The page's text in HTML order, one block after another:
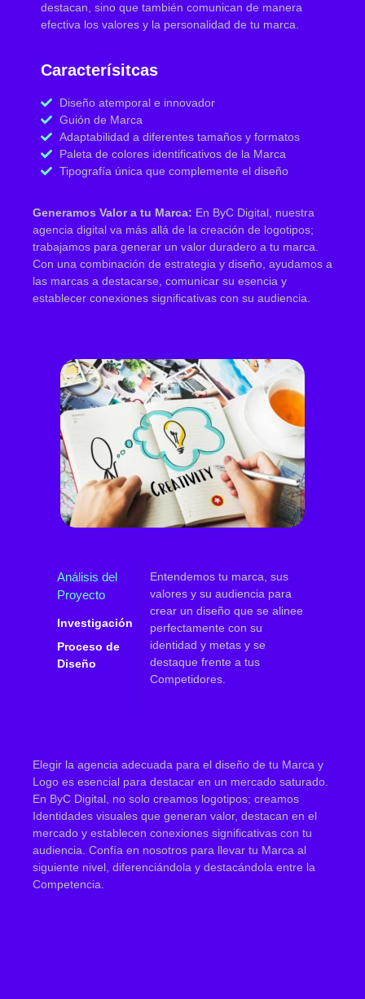
destacan, sino que también comunican de manera
efectiva los valores y la personalidad de tu marca.
Caracterísitcas
Diseño atemporal e innovador
Guión de Marca
Adaptabilidad a diferentes tamaños y formatos
Paleta de colores identificativos de la Marca
Tipografía única que complemente el diseño
Generamos Valor a tu Marca: En ByC Digital, nuestra
agencia digital va más allá de la creación de logotipos;
trabajamos para generar un valor duradero a tu marca.
Con una combinación de estrategia y diseño, ayudamos a
las marcas a destacarse, comunicar su esencia y
establecer conexiones significativas con su audiencia.
Análisis del
Proyecto
Investigación
Proceso de
Diseño
Entendemos tu marca, sus
valores y su audiencia para
crear un diseño que se alinee
perfectamente con su
identidad y metas y se
destaque frente a tus
Competidores.
Elegir la agencia adecuada para el diseño de tu Marca y
Logo es esencial para destacar en un mercado saturado.
En ByC Digital, no solo creamos logotipos; creamos
Identidades visuales que generan valor, destacan en el
mercado y establecen conexiones significativas con tu
audiencia. Confía en nosotros para llevar tu Marca al
siguiente nivel, diferenciándola y destacándola entre la
Competencia.